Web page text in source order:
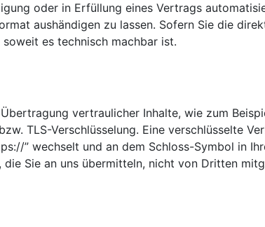
oder in Erfüllung eines Vertrags
aushändigen zu lassen. Sofern Sie die
es technisch machbar ist.
vertraulicher Inhalte, wie zum
TLS-Verschlüsselung. Eine verschlüsselte
” wechselt und an dem Schloss-Symbol in
Sie an uns übermitteln, nicht von Dritten